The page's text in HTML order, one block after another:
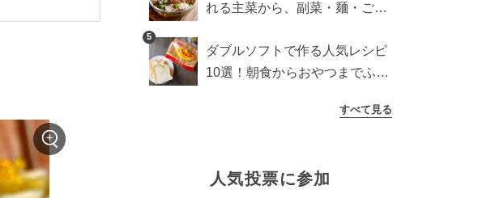
れる主菜から、副菜・麺・ごは
5
ダブルソフトで作る人気レシピ
10選！朝食からおやつまでふん
すべて見る
人気投票に参加